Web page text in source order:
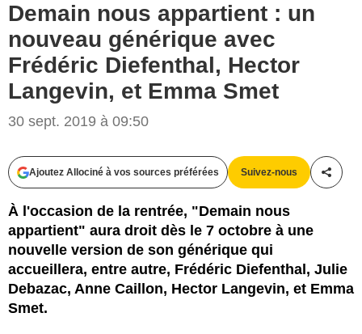
Demain nous appartient : un
nouveau générique avec
Frédéric Diefenthal, Hector
Langevin, et Emma Smet
30 sept. 2019 à 09:50
Ajoutez Allociné à vos sources préférées Suivez-nous
À l'occasion de la rentrée, "Demain nous
appartient" aura droit dès le 7 octobre à une
nouvelle version de son générique qui
accueillera, entre autre, Frédéric Diefenthal, Julie
Debazac, Anne Caillon, Hector Langevin, et Emma
Smet.